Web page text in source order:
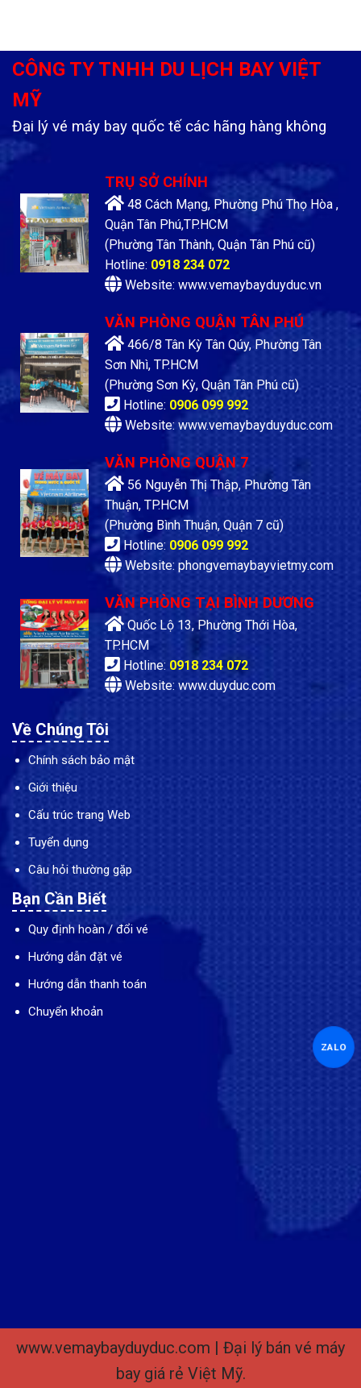
CÔNG TY TNHH DU LỊCH BAY VIỆT
MỸ
Đại lý vé máy bay quốc tế các hãng hàng không
TRỤ SỞ CHÍNH
48 Cách Mạng, Phường Phú Thọ Hòa ,
Quận Tân Phú,TP.HCM
(Phường Tân Thành, Quận Tân Phú cũ)
Hotline: 0918 234 072
Website: www.vemaybayduyduc.vn
VĂN PHÒNG QUẬN TÂN PHÚ
466/8 Tân Kỳ Tân Qúy, Phường Tân
Sơn Nhì, TP.HCM
(Phường Sơn Kỳ, Quận Tân Phú cũ)
Hotline: 0906 099 992
Website: www.vemaybayduyduc.com
VĂN PHÒNG QUẬN 7
56 Nguyễn Thị Thập, Phường Tân
Thuận, TP.HCM
(Phường Bình Thuận, Quận 7 cũ)
Hotline: 0906 099 992
Website: phongvemaybayvietmy.com
VĂN PHÒNG TẠI BÌNH DƯƠNG
Quốc Lộ 13, Phường Thới Hòa,
TP.HCM
Hotline: 0918 234 072
Website: www.duyduc.com
Về Chúng Tôi
Chính sách bảo mật
Giới thiệu
Cấu trúc trang Web
Tuyển dụng
Câu hỏi thường gặp
Bạn Cần Biết
Quy định hoàn / đổi vé
Hướng dẫn đặt vé
Hướng dẫn thanh toán
Chuyển khoản
ZALO
www.vemaybayduyduc.com | Đại lý bán vé máy
bay giá rẻ Việt Mỹ.